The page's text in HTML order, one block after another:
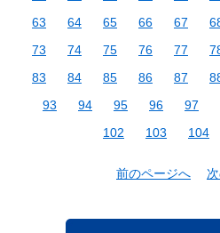
63
64 65 66 67
73
74 75 76 77
83
84 85 86 87
93
94 95 96 97
102
103 104
前のページへ